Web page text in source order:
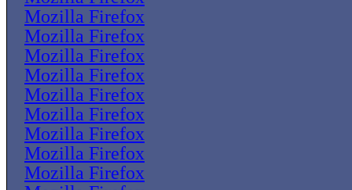
Mozilla Firefox
Mozilla Firefox
Mozilla Firefox
Mozilla Firefox
Mozilla Firefox
Mozilla Firefox
Mozilla Firefox
Mozilla Firefox
Mozilla Firefox